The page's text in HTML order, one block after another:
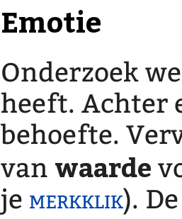
Emotie
Onderzoek
heeft. Achter
behoefte.
van waarde
je merkklik).